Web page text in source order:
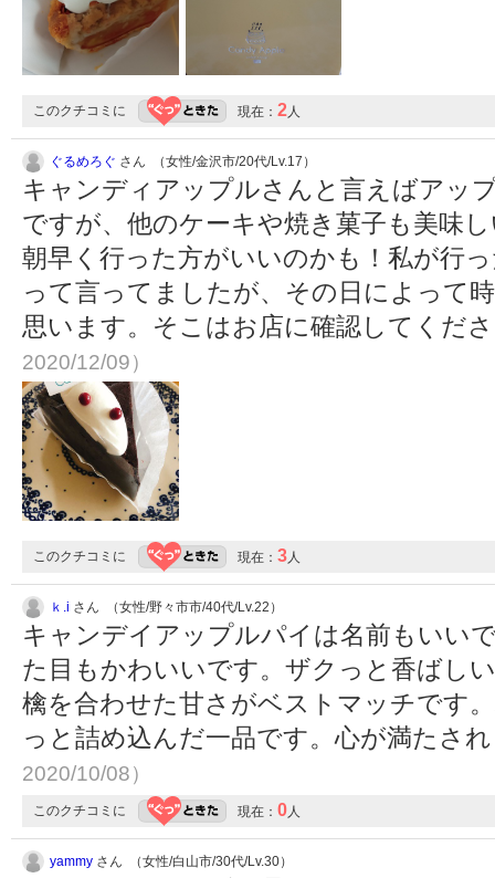
このクチコミに 現在： 2人
ぐるめろぐ さん （女性/金沢市/20代/Lv.17）
キャンディアップルさんと言えばアッ
ですが、他のケーキや焼き菓子も美味
朝早く行った方がいいのかも！私が行
って言ってましたが、その日によって
思います。そこはお店に確認してくだ
2020/12/09）
このクチコミに 現在： 3人
ｋ.i さん （女性/野々市市/40代/Lv.22）
キャンデイアップルパイは名前もいい
た目もかわいいです。ザクっと香ばし
檎を合わせた甘さがベストマッチです
っと詰め込んだ一品です。心が満たさ
2020/10/08）
このクチコミに 現在： 0人
yammy さん （女性/白山市/30代/Lv.30）